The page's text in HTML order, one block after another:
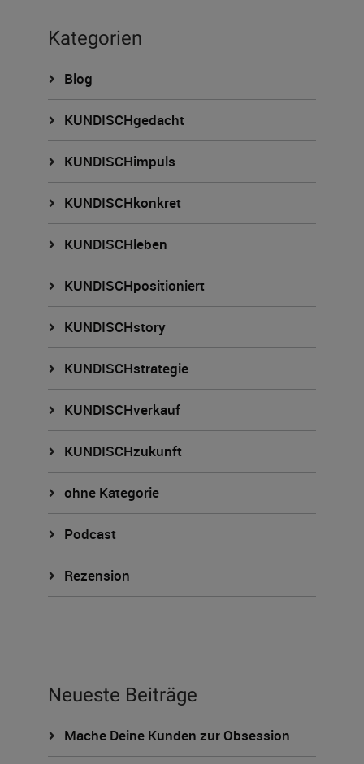
Kategorien
Blog
KUNDISCHgedacht
KUNDISCHimpuls
KUNDISCHkonkret
KUNDISCHleben
KUNDISCHpositioniert
KUNDISCHstory
KUNDISCHstrategie
KUNDISCHverkauf
KUNDISCHzukunft
ohne Kategorie
Podcast
Rezension
Neueste Beiträge
Mache Deine Kunden zur Obsession